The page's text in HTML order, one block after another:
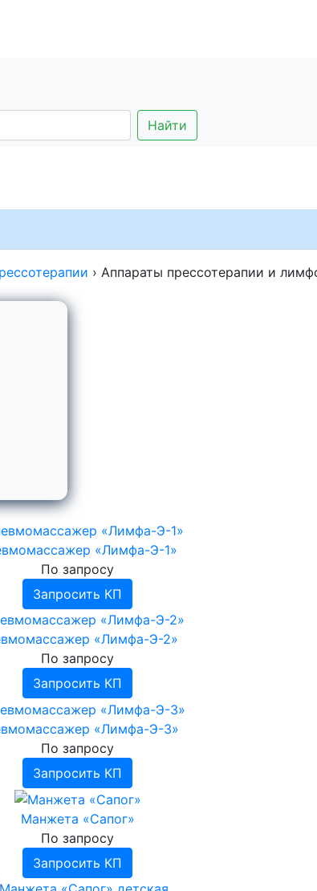
Найти
› Аппараты прессотерапии и
«Лимфа-Э-1»
По запросу
Запросить КП
«Лимфа-Э-2»
По запросу
Запросить КП
«Лимфа-Э-3»
По запросу
Запросить КП
Манжета «Сапог»
По запросу
Запросить КП